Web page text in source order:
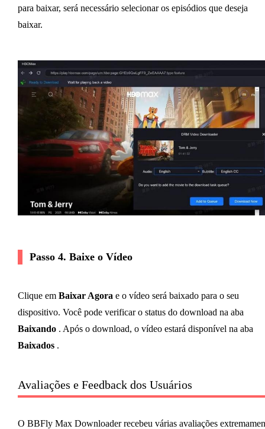
para baixar, será necessário selecionar os episódios que deseja
baixar.
Passo 4. Baixe o Vídeo
Clique em Baixar Agora e o vídeo será baixado para o seu
dispositivo. Você pode verificar o status do download na aba
Baixando . Após o download, o vídeo estará disponível na aba
Baixados .
Avaliações e Feedback dos Usuários
O BBFly Max Downloader recebeu várias avaliações